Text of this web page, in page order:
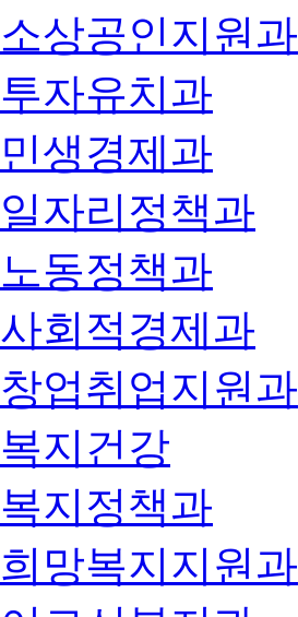
소상공인지원과
투자유치과
민생경제과
일자리정책과
노동정책과
사회적경제과
창업취업지원과
복지건강
복지정책과
희망복지지원과